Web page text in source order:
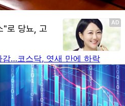
감…코스닥, 엿새 만에 하락